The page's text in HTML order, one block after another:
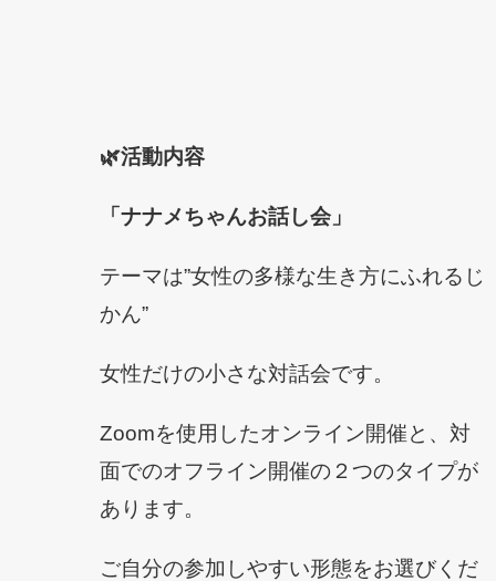
🌿活動内容
「ナナメちゃんお話し会」
テーマは”女性の多様な生き方にふれるじ
かん”
女性だけの小さな対話会です。
Zoomを使用したオンライン開催と、対
面でのオフライン開催の２つのタイプが
あります。
ご自分の参加しやすい形態をお選びくだ